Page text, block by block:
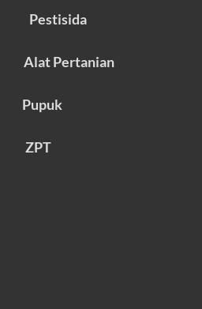
Pestisida
Alat Pertanian
Pupuk
ZPT